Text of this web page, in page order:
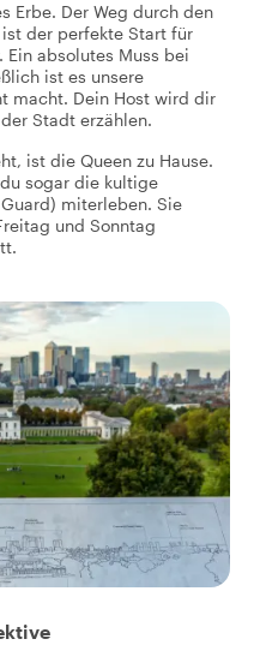
Erbe. Der Weg durch den
ist der perfekte Start für
absolutes Muss bei
ist es unsere
macht. Dein Host wird dir
Stadt erzählen.
ist die Queen zu Hause.
sogar die kultige
miterleben. Sie
und Sonntag